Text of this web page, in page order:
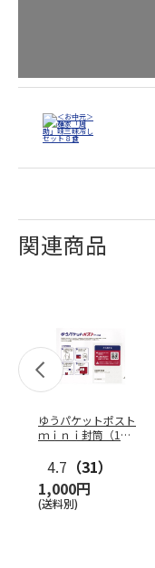
関連商品
ゆうパケットポスト
ｍｉｎｉ封筒（1個
4.7 （31）
1,000円
(送料別)